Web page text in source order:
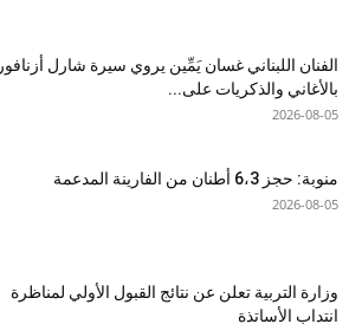
الفنان اللبناني غسان يَمِّين يروي سيرة شارل أزنافور
بالأغاني والذكريات على...
2026-08-05
منوبة: حجز 6،3 أطنان من الفارينة المدعمة
2026-08-05
وزارة التربية تعلن عن نتائج القبول الأولي لمناظرة
انتداب الأساتذة